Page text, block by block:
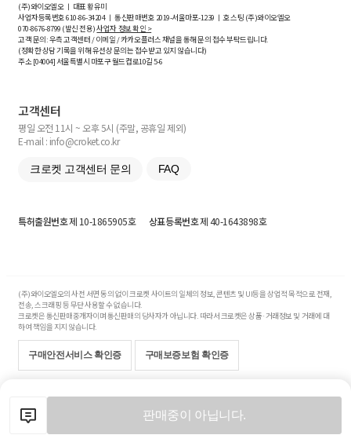
판매중이 아닙니다.
(주)와이오엘오 ㅣ 대표 황유미
사업자등록번호610-86-34204ㅣ 통신판매번호 2019-서울마포-1239 ㅣ 호스팅 (주)와이오엘오
070-8676-8799 (발신 전용)사업자 정보 확인 >
고객 문의: 우측 고객센터 / 이메일 / 카카오플러스 채널을 통해 문의 접수 부탁드립니다.
(정확한 상담 기록을 위해 유선상 문의는 접수받고 있지 않습니다)
주소 [04004] 서울특별시 마포구 월드컵로10길5-6
고객센터
평일 오전 11시 ~ 오후 5시 (주말, 공휴일 제외)
E-mail : info@croket.co.kr
크로켓 고객센터 문의 FAQ
특허출원번호제 10-1865905호 상표등록번호제 40-1643898호
(주)와이오엘오의 사전 서면 동의 없이 크로켓 사이트의 일체의 정보, 콘텐츠 및 UI등을 상업적 목적으로 전재,
전송, 스크래핑 등 무단 사용할 수 없습니다.
크로켓은 통신판매중개자이며 통신판매의 당사자가 아닙니다. 따라서 크로켓은 상품·거래정보 및 거래에 대
하여 책임을 지지 않습니다.
구매안전서비스 확인증 구매보증보험 확인증